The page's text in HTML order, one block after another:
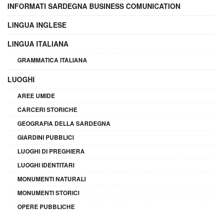
INFORMATI SARDEGNA BUSINESS COMUNICATION
LINGUA INGLESE
LINGUA ITALIANA
GRAMMATICA ITALIANA
LUOGHI
AREE UMIDE
CARCERI STORICHE
GEOGRAFIA DELLA SARDEGNA
GIARDINI PUBBLICI
LUOGHI DI PREGHIERA
LUOGHI IDENTITARI
MONUMENTI NATURALI
MONUMENTI STORICI
OPERE PUBBLICHE